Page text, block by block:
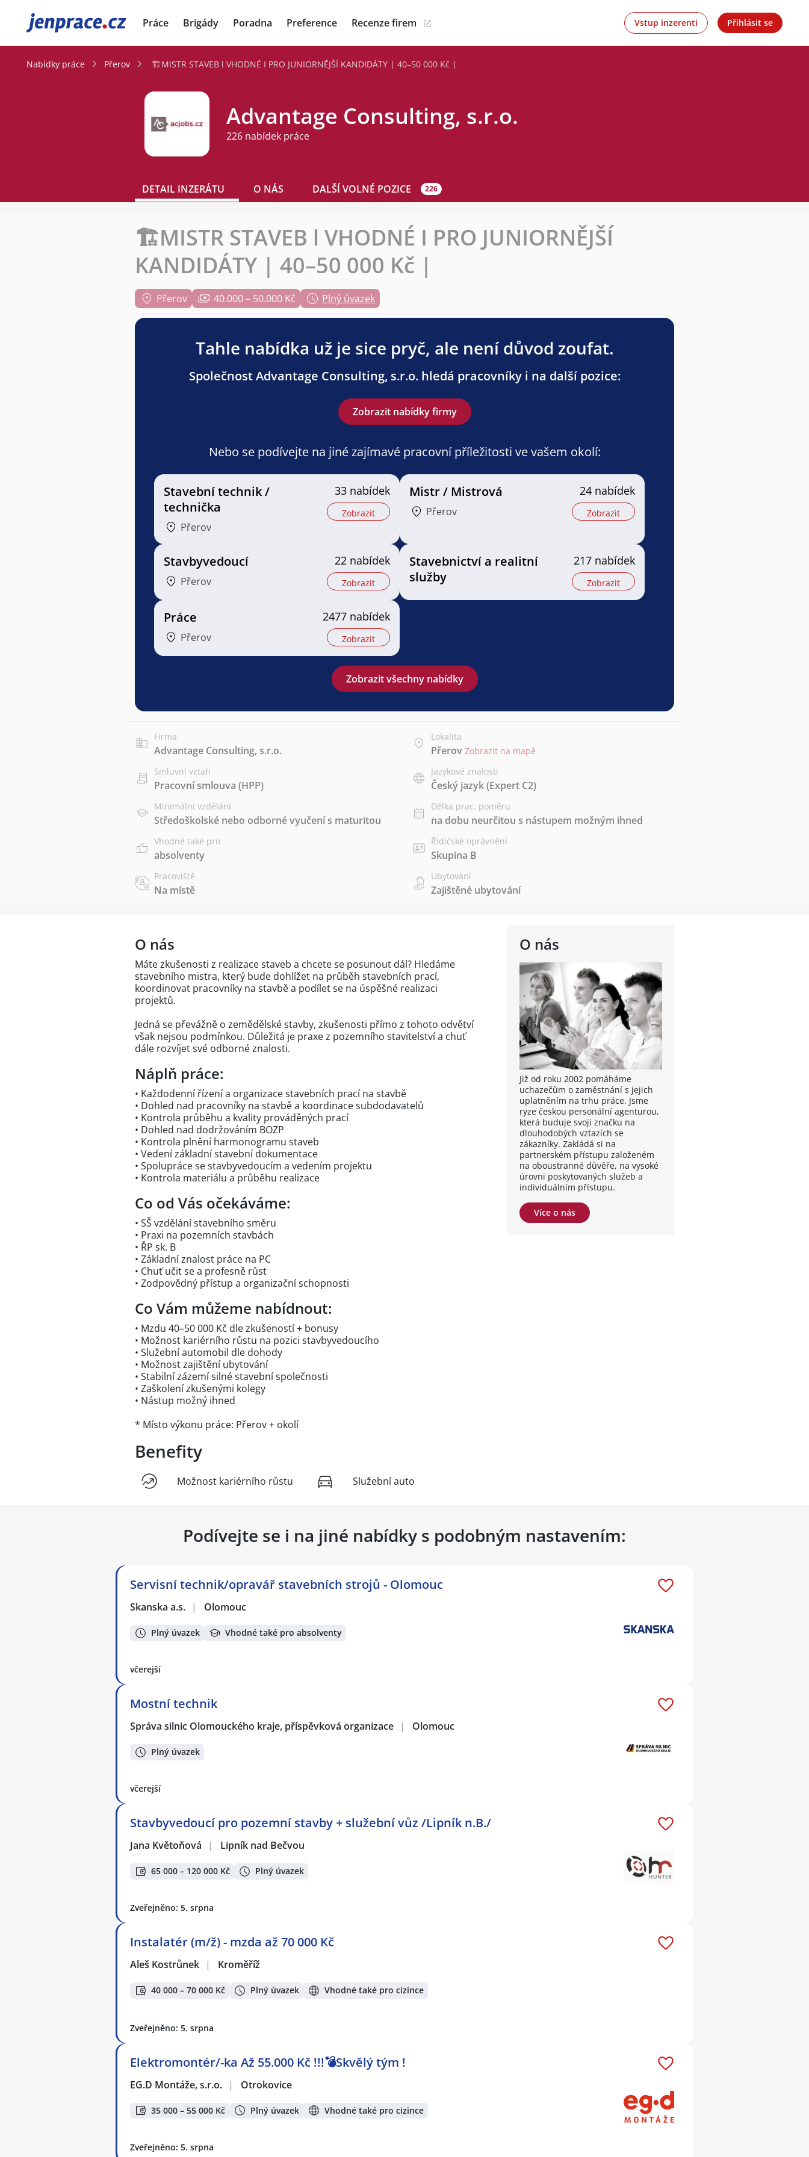
JenPráce.cz Práce Brigády Poradna Preference Recenze firem Vstup inzerenti Přihlásit se
Nabídky práce Přerov 🏗️MISTR STAVEB l VHODNÉ I PRO JUNIORNĚJŠÍ KANDIDÁTY | 40–50 000 Kč |
Advantage Consulting, s.r.o.
226 nabídek práce
DETAIL INZERÁTU O NÁS DALŠÍ VOLNÉ POZICE 226
🏗️MISTR STAVEB l VHODNÉ I PRO JUNIORNĚJŠÍ
KANDIDÁTY | 40–50 000 Kč |
Přerov 40.000 – 50.000 Kč Plný úvazek
Tahle nabídka už je sice pryč, ale není důvod zoufat.
Společnost Advantage Consulting, s.r.o. hledá pracovníky i na další pozice:
Zobrazit nabídky firmy
Nebo se podívejte na jiné zajímavé pracovní příležitosti ve vašem okolí:
Stavební technik /
technička
Přerov
33 nabídek
Zobrazit
Mistr / Mistrová
Přerov
24 nabídek
Zobrazit
Stavbyvedoucí
Přerov
22 nabídek
Zobrazit
Stavebnictví a realitní
služby
217 nabídek
Zobrazit
Práce
Přerov
2477 nabídek
Zobrazit
Zobrazit všechny nabídky
Firma
Advantage Consulting, s.r.o.
Lokalita
Přerov Zobrazit na mapě
Smluvní vztah
Pracovní smlouva (HPP)
Jazykové znalosti
Český jazyk(Expert C2)
Minimální vzdělání
Středoškolské nebo odborné vyučení s maturitou
Délka prac. poměru
na dobu neurčitou s nástupem možným ihned
Vhodné také pro
absolventy
Řidičské oprávnění
Skupina B
Pracoviště
Na místě
Ubytování
Zajištěné ubytování
O nás
Již od roku 2002 pomáháme
uchazečům o zaměstnání s jejich
uplatněním na trhu práce. Jsme
ryze českou personální agenturou,
která buduje svoji značku na
dlouhodobých vztazích se
zákazníky. Zakládá si na
partnerském přístupu založeném
na oboustranné důvěře, na vysoké
úrovni poskytovaných služeb a
individuálním přístupu.
Více o nás
O nás
Máte zkušenosti z realizace staveb a chcete se posunout dál? Hledáme
stavebního mistra, který bude dohlížet na průběh stavebních prací,
koordinovat pracovníky na stavbě a podílet se na úspěšné realizaci
projektů.
Jedná se převážně o zemědělské stavby, zkušenosti přímo z tohoto odvětví
však nejsou podmínkou. Důležitá je praxe z pozemního stavitelství a chuť
dále rozvíjet své odborné znalosti.
Náplň práce:
• Každodenní řízení a organizace stavebních prací na stavbě
• Dohled nad pracovníky na stavbě a koordinace subdodavatelů
• Kontrola průběhu a kvality prováděných prací
• Dohled nad dodržováním BOZP
• Kontrola plnění harmonogramu staveb
• Vedení základní stavební dokumentace
• Spolupráce se stavbyvedoucím a vedením projektu
• Kontrola materiálu a průběhu realizace
Co od Vás očekáváme:
• SŠ vzdělání stavebního směru
• Praxi na pozemních stavbách
• ŘP sk. B
• Základní znalost práce na PC
• Chuť učit se a profesně růst
• Zodpovědný přístup a organizační schopnosti
Co Vám můžeme nabídnout:
• Mzdu 40–50 000 Kč dle zkušeností + bonusy
• Možnost kariérního růstu na pozici stavbyvedoucího
• Služební automobil dle dohody
• Možnost zajištění ubytování
• Stabilní zázemí silné stavební společnosti
• Zaškolení zkušenými kolegy
• Nástup možný ihned
* Místo výkonu práce: Přerov + okolí
Benefity
Možnost kariérního růstu Služební auto
Podívejte se i na jiné nabídky s podobným nastavením:
Servisní technik/opravář stavebních strojů - Olomouc
Skanska a.s. | Olomouc
Plný úvazek Vhodné také pro absolventy
včerejší
Mostní technik
Správa silnic Olomouckého kraje, příspěvková organizace | Olomouc
Plný úvazek
včerejší
Stavbyvedoucí pro pozemní stavby + služební vůz /Lipník n.B./
Jana Květoňová | Lipník nad Bečvou
65 000 – 120 000 Kč Plný úvazek
Zveřejněno: 5. srpna
Instalatér (m/ž) - mzda až 70 000 Kč
Aleš Kostrůnek | Kroměříž
40 000 – 70 000 Kč Plný úvazek Vhodné také pro cizince
Zveřejněno: 5. srpna
Elektromontér/-ka Až 55.000 Kč !!!💣Skvělý tým !
EG.D Montáže, s.r.o. | Otrokovice
35 000 – 55 000 Kč Plný úvazek Vhodné také pro cizince
Zveřejněno: 5. srpna